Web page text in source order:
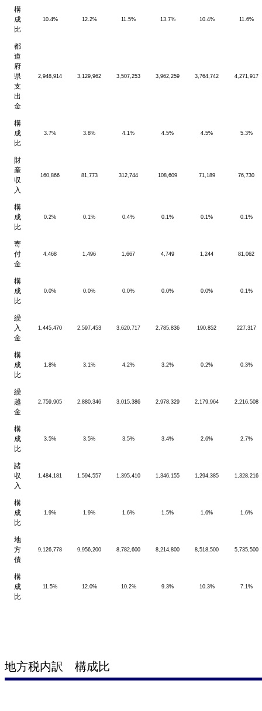
構
成
比
10.4% 12.2% 11.5% 13.7% 10.4% 11.6%
都
道
府
県
支
出
金
2,948,914 3,129,962 3,507,253 3,962,259 3,764,742 4,271,917
構
成
比
3.7% 3.8% 4.1% 4.5% 4.5% 5.3%
財
産
収
入
160,866 81,773 312,744 108,609 71,189 76,730
構
成
比
0.2% 0.1% 0.4% 0.1% 0.1% 0.1%
寄
付
金
4,468 1,496 1,667 4,749 1,244 81,062
構
成
比
0.0% 0.0% 0.0% 0.0% 0.0% 0.1%
繰
入
金
1,445,470 2,597,453 3,620,717 2,785,836 190,852 227,317
構
成
比
1.8% 3.1% 4.2% 3.2% 0.2% 0.3%
繰
越
金
2,759,905 2,880,346 3,015,386 2,978,329 2,179,964 2,216,508
構
成
比
3.5% 3.5% 3.5% 3.4% 2.6% 2.7%
諸
収
入
1,484,181 1,594,557 1,395,410 1,346,155 1,294,385 1,328,216
構
成
比
1.9% 1.9% 1.6% 1.5% 1.6% 1.6%
地
方
債
9,126,778 9,956,200 8,782,600 8,214,800 8,518,500 5,735,500
構
成
比
11.5% 12.0% 10.2% 9.3% 10.3% 7.1%
地方税内訳 構成比